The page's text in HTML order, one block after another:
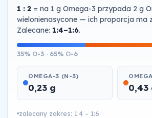
1 : 2= na 1 g Omega-3 przypada 2 g
wielonienasycone — ich proporcja ma
Zalecane: 1:4–1:6.
35% Ω-3 · 65% Ω-6
OMEGA-3 (N-3)
0,23 g 0,43
zalecany zakres: 1:4 – 1:6